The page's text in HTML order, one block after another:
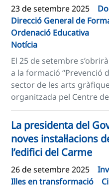
23 de setembre 2025
Direcció General de
Ordenació Educativa
Notícia
El 25 de setembre
a la formació “Prevenció
sector de les arts
organitzada pel Centre
La presidenta del
noves instal·lacions
l’edifici del Carme
26 de setembre 2025
Illes en transformació